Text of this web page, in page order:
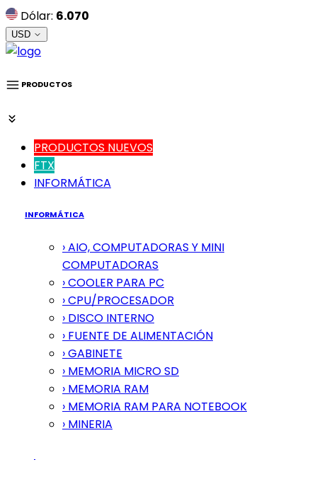
Dólar: 6.070
USD
PRODUCTOS
PRODUCTOS NUEVOS
FTX
INFORMÁTICA
INFORMÁTICA
› AIO, COMPUTADORAS Y MINI
COMPUTADORAS
› COOLER PARA PC
› CPU/PROCESADOR
› DISCO INTERNO
› FUENTE DE ALIMENTACIÓN
› GABINETE
› MEMORIA MICRO SD
› MEMORIA RAM
› MEMORIA RAM PARA NOTEBOOK
› MINERIA